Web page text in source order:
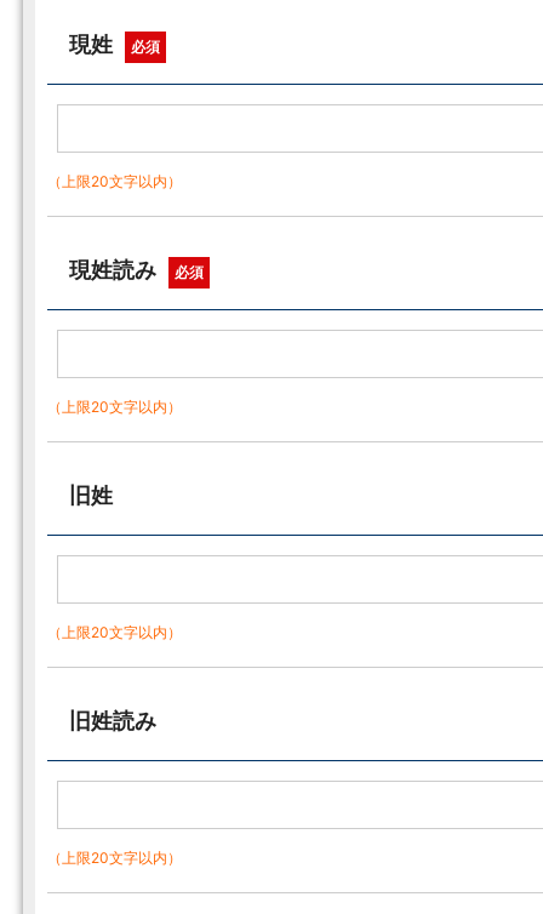
現姓 必須
（上限20文字以内）
現姓読み 必須
（上限20文字以内）
旧姓
（上限20文字以内）
旧姓読み
（上限20文字以内）